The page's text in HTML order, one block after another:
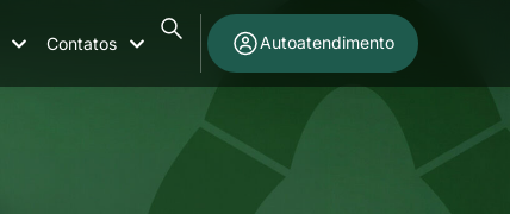
Contatos Autoatendimento